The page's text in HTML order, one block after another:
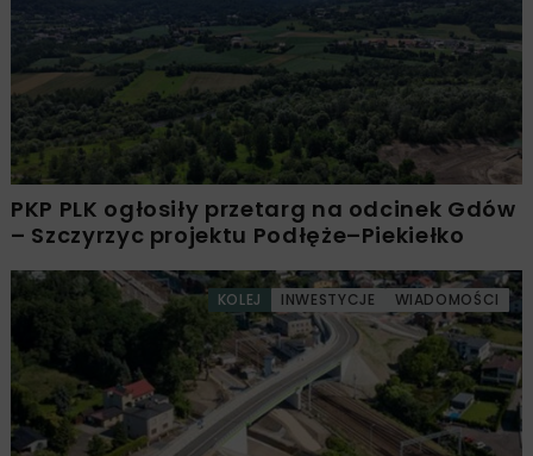
PKP PLK ogłosiły przetarg na odcinek Gdów
– Szczyrzyc projektu Podłęże–Piekiełko
KOLEJ INWESTYCJE WIADOMOŚCI